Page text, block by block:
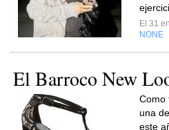
El 31
NONE
El Barroco New
Como
una
este